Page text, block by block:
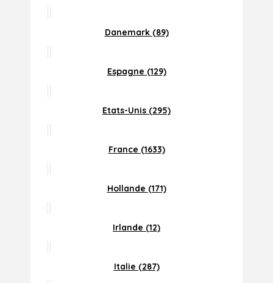
Danemark (89)
Espagne (129)
Etats-Unis (295)
France (1633)
Hollande (171)
Irlande (12)
Italie (287)